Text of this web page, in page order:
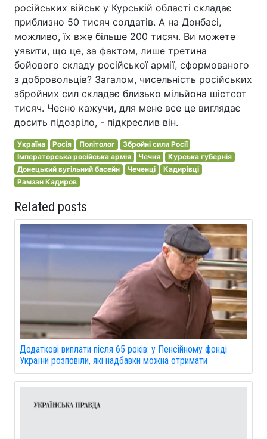
російських військ у Курській області складає
приблизно 50 тисяч солдатів. А на Донбасі,
можливо, їх вже більше 200 тисяч. Ви можете
уявити, що це, за фактом, лише третина
бойового складу російської армії, сформованого
з добровольців? Загалом, чисельність російських
збройних сил складає близько мільйона шістсот
тисяч. Чесно кажучи, для мене все це виглядає
досить підозріло, - підкреслив він.
Україна Росія Політолог
Збройні сили Росії
Імператорська російська армія
Чечня
Курська губернія
Донецький вугільний басейн
Чеченці
Кадирівці
Рамзан Кадиров
Related posts
Додаткові виплати після 65 років: у Пенсійному фонді
України розповіли, які надбавки можна отримати